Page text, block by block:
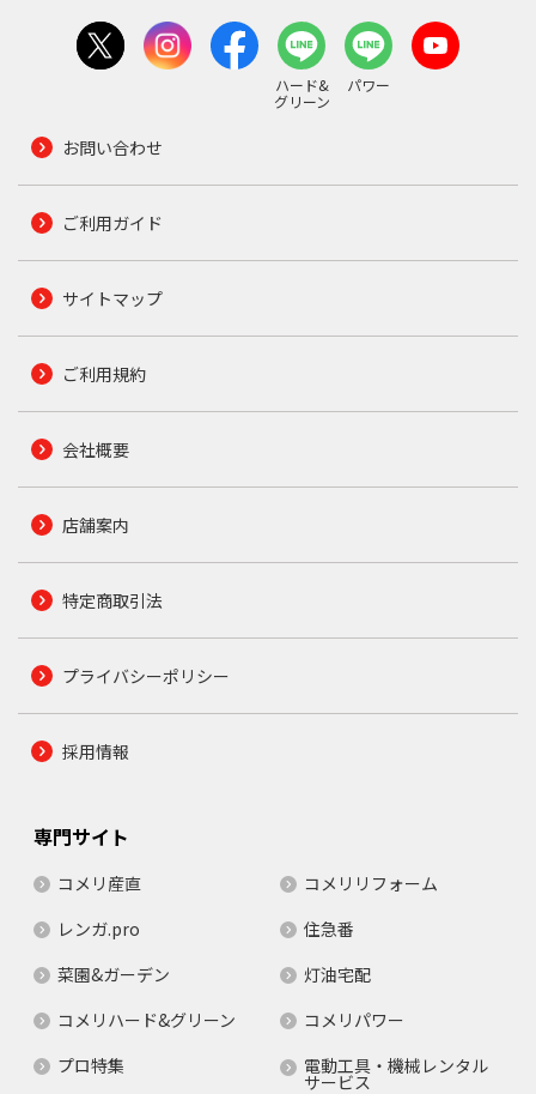
ハード&
グリーン
パワー
お問い合わせ
ご利用ガイド
サイトマップ
ご利用規約
会社概要
店舗案内
特定商取引法
プライバシーポリシー
採用情報
専門サイト
コメリ産直
コメリリフォーム
レンガ.pro
住急番
菜園&ガーデン
灯油宅配
コメリハード&グリーン
コメリパワー
プロ特集
電動工具・機械レンタル
サービス